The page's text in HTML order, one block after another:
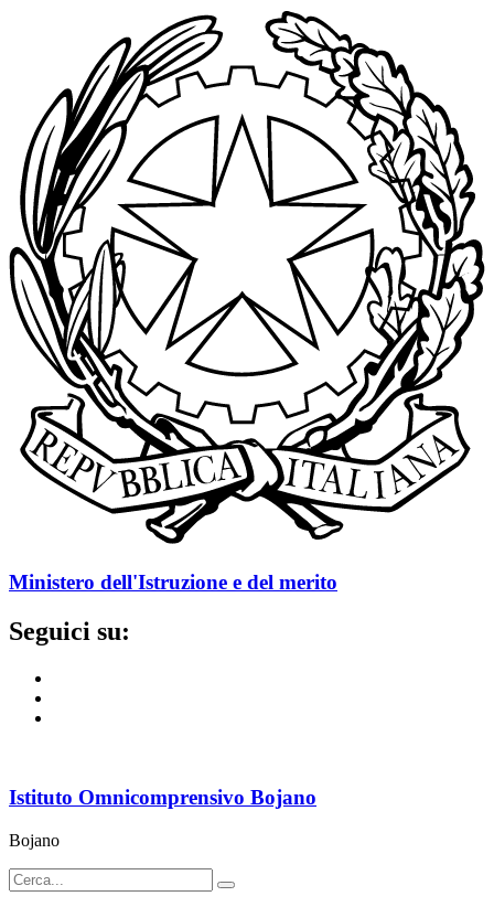
Ministero dell'Istruzione e del merito
Seguici su:
Istituto Omnicomprensivo Bojano
Bojano